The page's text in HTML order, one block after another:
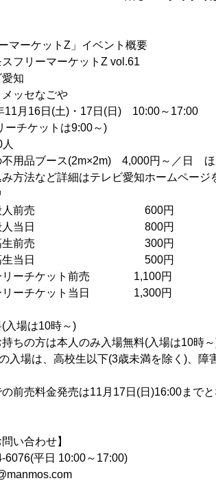
マーケットZ」イベント概要
リーマーケットZ vol.61
知
ッセなごや
月16日(土)・17日(日) 10:00～17:00
ットは9:00～)
用品ブース(2m×2m) 4,000円～／日
ど詳細はテレビ愛知ホームページを
人前売 600円
人当日 800円
生前売 300円
生当日 500円
チケット前売 1,100円
チケット当日 1,300円
入場は10時～)
ちの方は本人のみ入場無料(入場は10時
入場は、高校生以下(3歳未満を除く)、障
前売料金発売は11月17日(日)16:00までと
い合わせ】
平日 10:00～17:00)